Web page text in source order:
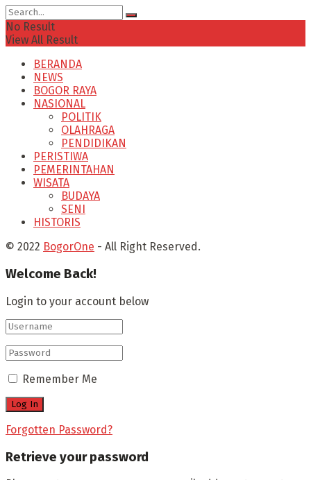
No Result
View All Result
BERANDA
NEWS
BOGOR RAYA
NASIONAL
POLITIK
OLAHRAGA
PENDIDIKAN
PERISTIWA
PEMERINTAHAN
WISATA
BUDAYA
SENI
HISTORIS
© 2022 BogorOne - All Right Reserved.
Welcome Back!
Login to your account below
Remember Me
Forgotten Password?
Retrieve your password